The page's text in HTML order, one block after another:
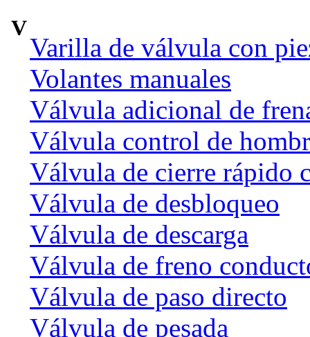
V
Varilla de válvula con
Volantes manuales
Válvula adicional de
Válvula control de
Válvula de cierre rápido
Válvula de desbloqueo
Válvula de descarga
Válvula de freno
Válvula de paso directo
Válvula de pesada